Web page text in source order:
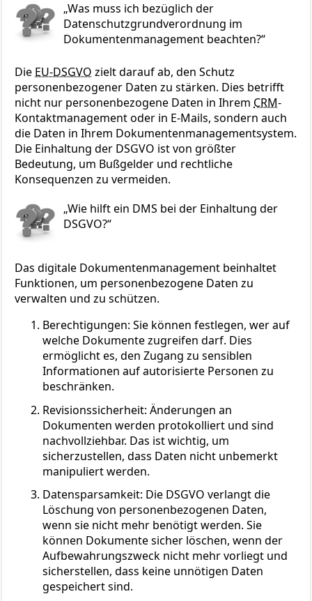
Was muss ich bezüglich der
Datenschutzgrundverordnung im
Dokumentenmanagement beachten?
DieEU-DSGVO zielt darauf ab, den Schutz
personenbezogener Daten zu stärken. Dies betrifft
nicht nur personenbezogene Daten in Ihrem CRM-
Kontaktmanagement oder in E-Mails, sondern auch
die Daten in Ihrem Dokumentenmanagementsystem.
Die Einhaltung der DSGVO ist von größter
Bedeutung, um Bußgelder und rechtliche
Konsequenzen zu vermeiden.
Wie hilft ein DMS bei der Einhaltung der
DSGVO?
Das digitale Dokumentenmanagement beinhaltet
Funktionen, um personenbezogene Daten zu
verwalten und zu schützen.
Berechtigungen: Sie können festlegen, wer auf
welche Dokumente zugreifen darf. Dies
ermöglicht es, den Zugang zu sensiblen
Informationen auf autorisierte Personen zu
beschränken.
Revisionssicherheit: Änderungen an
Dokumenten werden protokolliert und sind
nachvollziehbar. Das ist wichtig, um
sicherzustellen, dass Daten nicht unbemerkt
manipuliert werden.
Datensparsamkeit: Die DSGVO verlangt die
Löschung von personenbezogenen Daten,
wenn sie nicht mehr benötigt werden. Sie
können Dokumente sicher löschen, wenn der
Aufbewahrungszweck nicht mehr vorliegt und
sicherstellen, dass keine unnötigen Daten
gespeichert sind.